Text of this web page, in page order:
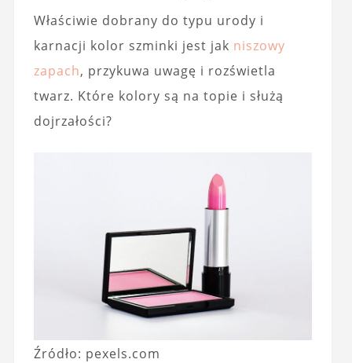
Właściwie dobrany do typu urody i
karnacji kolor szminki jest jak niszowy
zapach, przykuwa uwagę i rozświetla
twarz. Które kolory są na topie i służą
dojrzałości?
Źródło: pexels.com